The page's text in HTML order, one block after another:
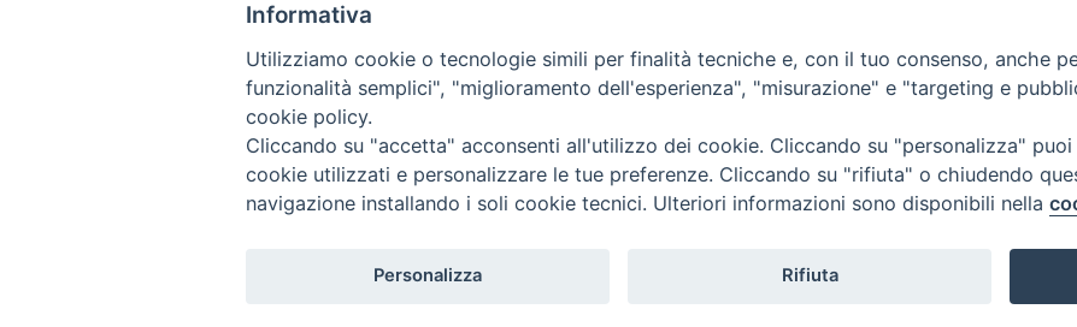
Privacy Policy Cookie Policy
Copyright © 2019 - Tutti i diritti riservati - Vita Trentina Editrice
Informativa
Utilizziamo cookie o tecnologie simili per finalità tecniche e, con il tuo consenso, anche
funzionalità semplici", "miglioramento dell'esperienza", "misurazione" e "targeting e
cookie policy.
Cliccando su "accetta" acconsenti all'utilizzo dei cookie. Cliccando su "personalizza"
cookie utilizzati e personalizzare le tue preferenze. Cliccando su "rifiuta" o chiudendo
navigazione installando i soli cookie tecnici. Ulteriori informazioni sono disponibili nella
Personalizza Rifiuta